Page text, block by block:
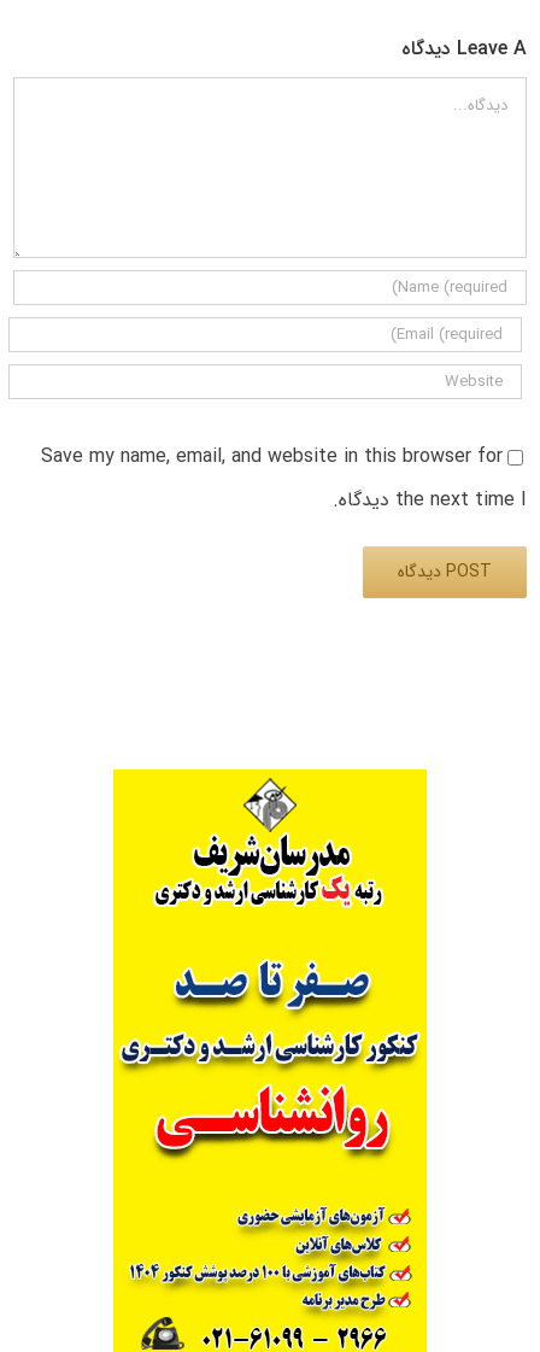
Leave A دیدگاه
دیدگاه
Save my name, email, and website in this browser for
the next time I دیدگاه.